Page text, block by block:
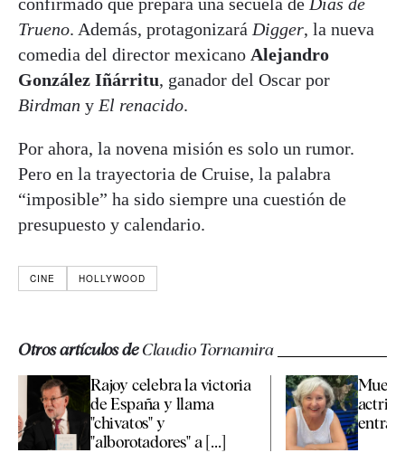
Trueno. Además, protagonizará Digger, la nueva
comedia del director mexicano Alejandro
González Iñárritu, ganador del Oscar por
Birdman y El renacido.
Por ahora, la novena misión es solo un rumor.
Pero en la trayectoria de Cruise, la palabra
“imposible” ha sido siempre una cuestión de
presupuesto y calendario.
CINE HOLLYWOOD
Otros artículos deClaudio Tornamira
Rajoy celebra la victoria
de España y llama
"chivatos" y
"alborotadores" a [...]
Muere
actriz